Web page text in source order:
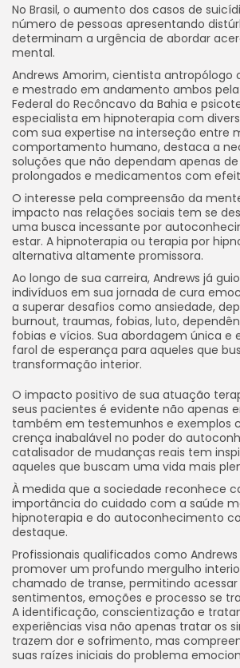
No Brasil, o aumento dos casos de
número de pessoas apresentando
determinam a urgência de abordar
mental.
Andrews Amorim, cientista antropólogo
e mestrado em andamento ambos pela
Federal do Recôncavo da Bahia e
especialista em hipnoterapia com
com sua expertise na interseção entre
comportamento humano, destaca a
soluções que não dependam apenas
prolongados e medicamentos com
O interesse pela compreensão da
impacto nas relações sociais tem se
uma busca incessante por
estar. A hipnoterapia ou terapia por
alternativa altamente promissora.
Ao longo de sua carreira, Andrews já
indivíduos em sua jornada de cura
a superar desafios como ansiedade,
burnout, traumas, fobias, luto,
fobias e vícios. Sua abordagem única e
farol de esperança para aqueles que
transformação interior.
O impacto positivo de sua atuação
seus pacientes é evidente não apenas
também em testemunhos e exemplos
crença inabalável no poder do
catalisador de mudanças reais tem
aqueles que buscam uma vida mais
À medida que a sociedade reconhece
importância do cuidado com a saúde
hipnoterapia e do autoconhecimento
destaque.
Profissionais qualificados como
promover um profundo mergulho
chamado de transe, permitindo
sentimentos, emoções e processo se
A identificação, conscientização e
experiências visa não apenas tratar os
trazem dor e sofrimento, mas
suas raízes iniciais do problema